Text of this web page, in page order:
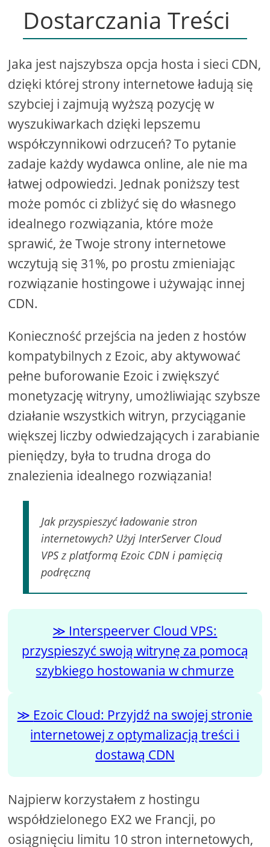
Dostarczania Treści
Jaka jest najszybsza opcja hosta i sieci CDN,
dzięki której strony internetowe ładują się
szybciej i zajmują wyższą pozycję w
wyszukiwarkach dzięki lepszemu
współczynnikowi odrzuceń? To pytanie
zadaje każdy wydawca online, ale nie ma
łatwej odpowiedzi. Jednak poniższy test
może pomóc ci zbliżyć się do własnego
idealnego rozwiązania, które może
sprawić, że Twoje strony internetowe
wczytują się 31%, po prostu zmieniając
rozwiązanie hostingowe i używając innej
CDN.
Konieczność przejścia na jeden z hostów
kompatybilnych z Ezoic, aby aktywować
pełne buforowanie Ezoic i zwiększyć
monetyzację witryny, umożliwiając szybsze
działanie wszystkich witryn, przyciąganie
większej liczby odwiedzających i zarabianie
pieniędzy, była to trudna droga do
znalezienia idealnego rozwiązania!
Jak przyspieszyć ładowanie stron
internetowych? Użyj InterServer Cloud
VPS z platformą Ezoic CDN i pamięcią
podręczną
Interspeerver Cloud VPS:
przyspieszyć swoją witrynę za pomocą
szybkiego hostowania w chmurze
Ezoic Cloud: Przyjdź na swojej stronie
internetowej z optymalizacją treści i
dostawą CDN
Najpierw korzystałem z hostingu
współdzielonego EX2 we Francji, po
osiągnięciu limitu 10 stron internetowych,